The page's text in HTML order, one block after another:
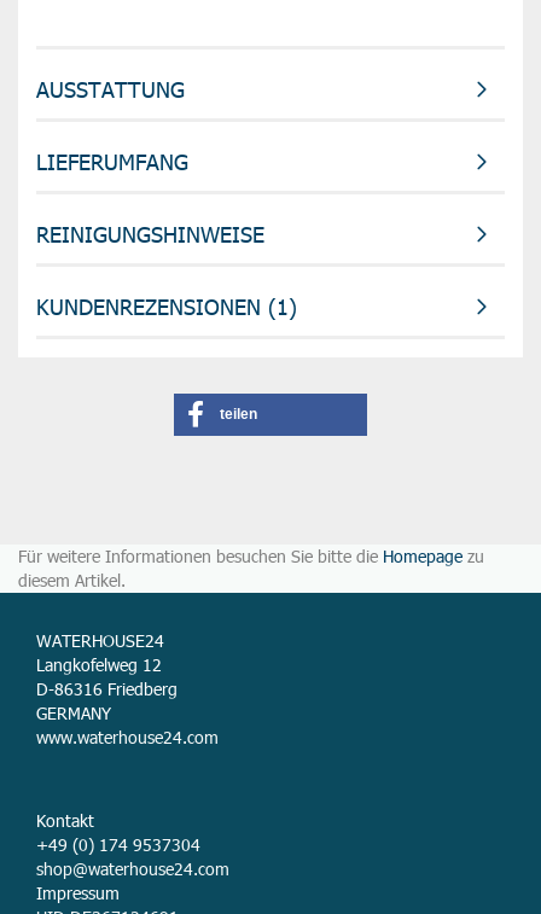
AUSSTATTUNG
LIEFERUMFANG
REINIGUNGSHINWEISE
KUNDENREZENSIONEN (1)
teilen
Für weitere Informationen besuchen Sie bitte die Homepage zu
diesem Artikel.
WATERHOUSE24
Langkofelweg 12
D-86316 Friedberg
GERMANY
www.waterhouse24.com
Kontakt
+49 (0) 174 9537304
shop@waterhouse24.com
Impressum